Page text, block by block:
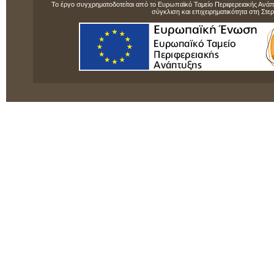
Το έργο συγχρηματοδοτείται από το Ευρωπαϊκό Ταμείο Περιφερειακής
σύγκλιση και επιχειρηματικότητα στη